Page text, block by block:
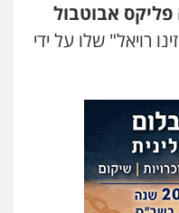
מעצרים וחקירות
שרקי
מרב"ד
פליקס אבוטבול
ליד "קזינו רויאל" שלו על ידי